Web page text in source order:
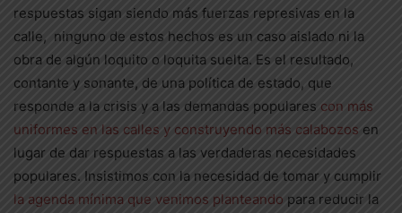
respuestas sigan siendo más fuerzas represivas en la
calle, ninguno de estos hechos es un caso aislado ni la
obra de algún loquito o loquita suelta. Es el resultado,
contante y sonante, de una política de estado, que
responde a la crisis y a las demandas populares con más
uniformes en las calles y construyendo más calabozos en
lugar de dar respuestas a las verdaderas necesidades
populares. Insistimos con la necesidad de tomar y cumplir
la agenda mínima que venimos planteando para reducir la